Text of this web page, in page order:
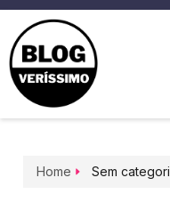
Home Sem